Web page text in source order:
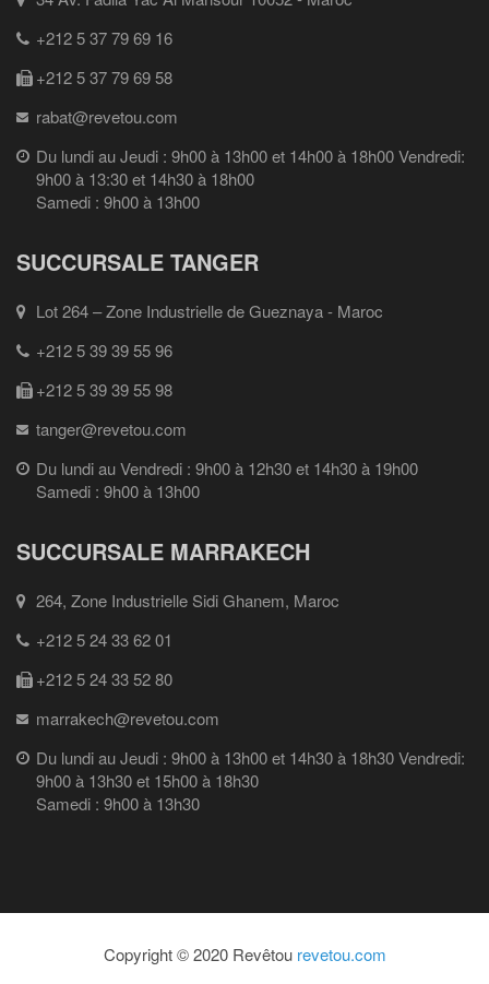
+212 5 37 79 69 16
+212 5 37 79 69 58
rabat@revetou.com
Du lundi au Jeudi : 9h00 à 13h00 et 14h00 à 18h00 Vendredi:
9h00 à 13:30 et 14h30 à 18h00
Samedi : 9h00 à 13h00
SUCCURSALE TANGER
Lot 264 – Zone Industrielle de Gueznaya - Maroc
+212 5 39 39 55 96
+212 5 39 39 55 98
tanger@revetou.com
Du lundi au Vendredi : 9h00 à 12h30 et 14h30 à 19h00
Samedi : 9h00 à 13h00
SUCCURSALE MARRAKECH
264, Zone Industrielle Sidi Ghanem, Maroc
+212 5 24 33 62 01
+212 5 24 33 52 80
marrakech@revetou.com
Du lundi au Jeudi : 9h00 à 13h00 et 14h30 à 18h30 Vendredi:
9h00 à 13h30 et 15h00 à 18h30
Samedi : 9h00 à 13h30
Copyright © 2020 Revêtou revetou.com